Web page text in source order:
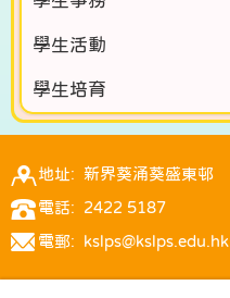
學生活動
學生培育
地址: 新界葵涌葵盛東邨
電話: 2422 5187
電郵: kslps@kslps.edu.hk